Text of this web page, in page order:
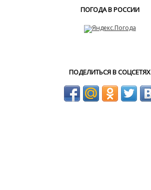
ПОГОДА В РОССИИ
ПОДЕЛИТЬСЯ В СОЦСЕТЯХ